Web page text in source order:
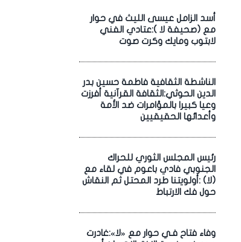
أسد الزامل عيسى الليث في حوار
مع (صحيفة لا ):عتادي الفني
لابتوب ومايك وكرت صوت
الناشطة الثقافية فاطمة حسين بدر
الدين الحوثي:الثقافة القرآنية أفرزت
وعيا كبيرا بالمؤامرات ضد الأمة
وأعدائها الحقيقيين
رئيس المجلس الثوري للحراك
الجنوبي فادي باعوم في لقاء مع
(لا) :أولويتنا طرد المحتل ثم النقاش
حول فك الارتباط
وفاء فتاح فـي حوار مع «لا»:غادرت